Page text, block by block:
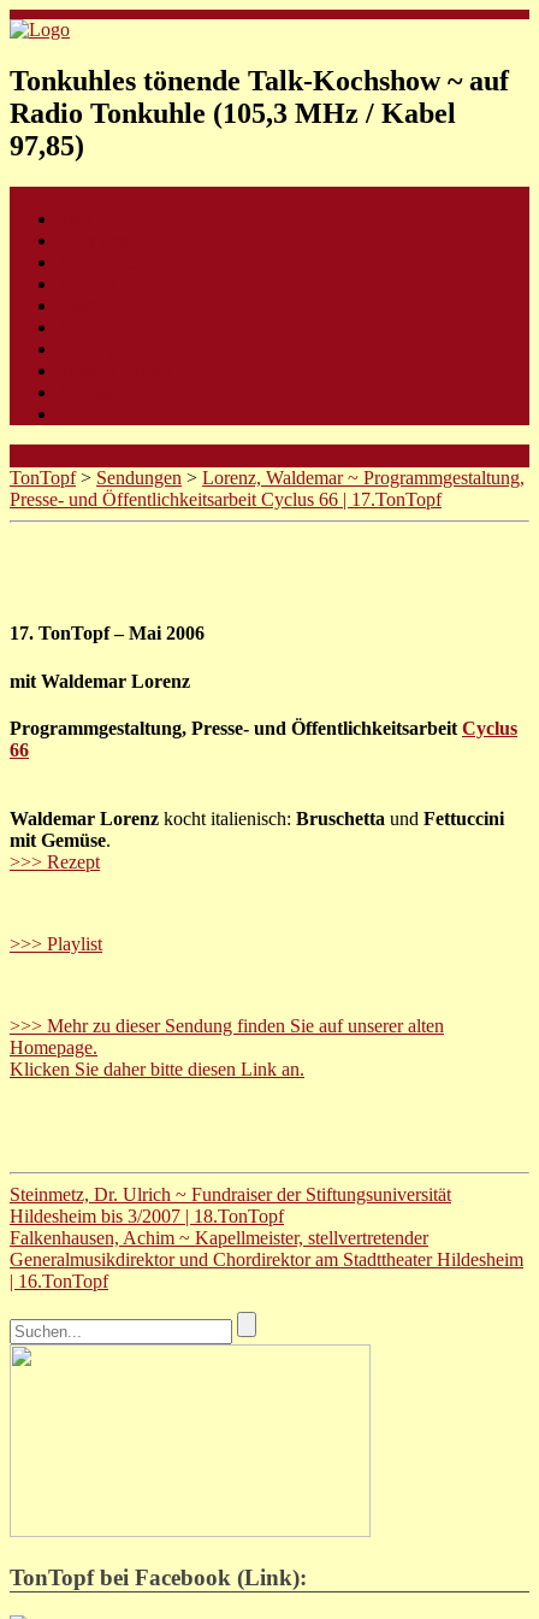
Tonkuhles tönende Talk-Kochshow ~ auf
Radio Tonkuhle (105,3 MHz / Kabel
97,85)
TonTopf> Sendungen > Lorenz, Waldemar ~ Programmgestaltung,
Presse- und Öffentlichkeitsarbeit Cyclus 66 | 17.TonTopf
17. TonTopf – Mai 2006
mit Waldemar Lorenz
Programmgestaltung, Presse- und Öffentlichkeitsarbeit Cyclus
66
Waldemar Lorenz kocht italienisch: Bruschetta und Fettuccini
mit Gemüse.
>>> Rezept
>>> Playlist
>>> Mehr zu dieser Sendung finden Sie auf unserer alten
Homepage.
Klicken Sie daher bitte diesen Link an.
Steinmetz, Dr. Ulrich ~ Fundraiser der Stiftungsuniversität
Hildesheim bis 3/2007 | 18.TonTopf
Falkenhausen, Achim ~ Kapellmeister, stellvertretender
Generalmusikdirektor und Chordirektor am Stadttheater Hildesheim
| 16.TonTopf
TonTopf bei Facebook (Link):